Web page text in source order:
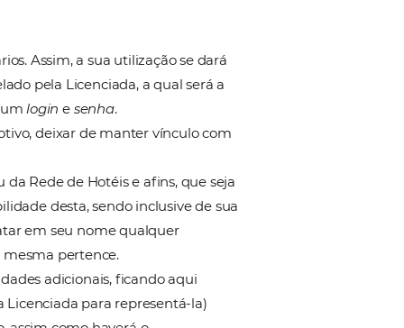
do Software Omnibees são ferramentas que
não sendo garantido pela Licenciadora
integral e exclusivamente a responsabilidade
sentir prejudicados em caso de cancelamento,
viagens e hóspedes, não é responsável por
responsável pelos repasses financeiros entre as
e não tem a participação da Licenciadora,